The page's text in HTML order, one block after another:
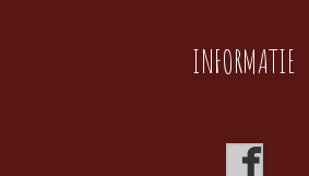
INFORMATIE